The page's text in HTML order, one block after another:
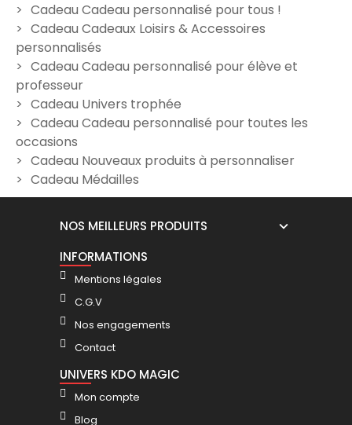
Trophée récompense en
verre personnalisé verticale
- Modèle Noir
29,90 €
- Modèle Bleu
Cadeau Cadeau personnalisé pour tous !
Cadeau Cadeaux Loisirs & Accessoires
personnalisés
Cadeau Cadeau personnalisé pour élève et
professeur
Cadeau Univers trophée
Cadeau Cadeau personnalisé pour toutes les
occasions
Cadeau Nouveaux produits à personnaliser
Cadeau Médailles
NOS MEILLEURS PRODUITS
INFORMATIONS
Mentions légales
C.G.V
Nos engagements
Contact
UNIVERS KDO MAGIC
Mon compte
Blog